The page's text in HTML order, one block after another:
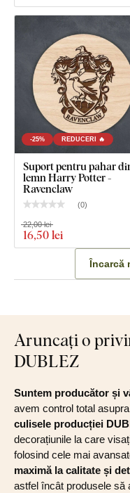
-25% REDUCERI 🔥
Suport pentru pahar
lemn Harry Potter -
Ravenclaw
(0)
16,50 lei
22,00 lei
Încarcă
Aruncați o
DUBLEZ
Suntem producător și
avem control total
culisele producției
decorațiunile la care
folosind cele mai
maximă la calitate și
astfel încât produsele să